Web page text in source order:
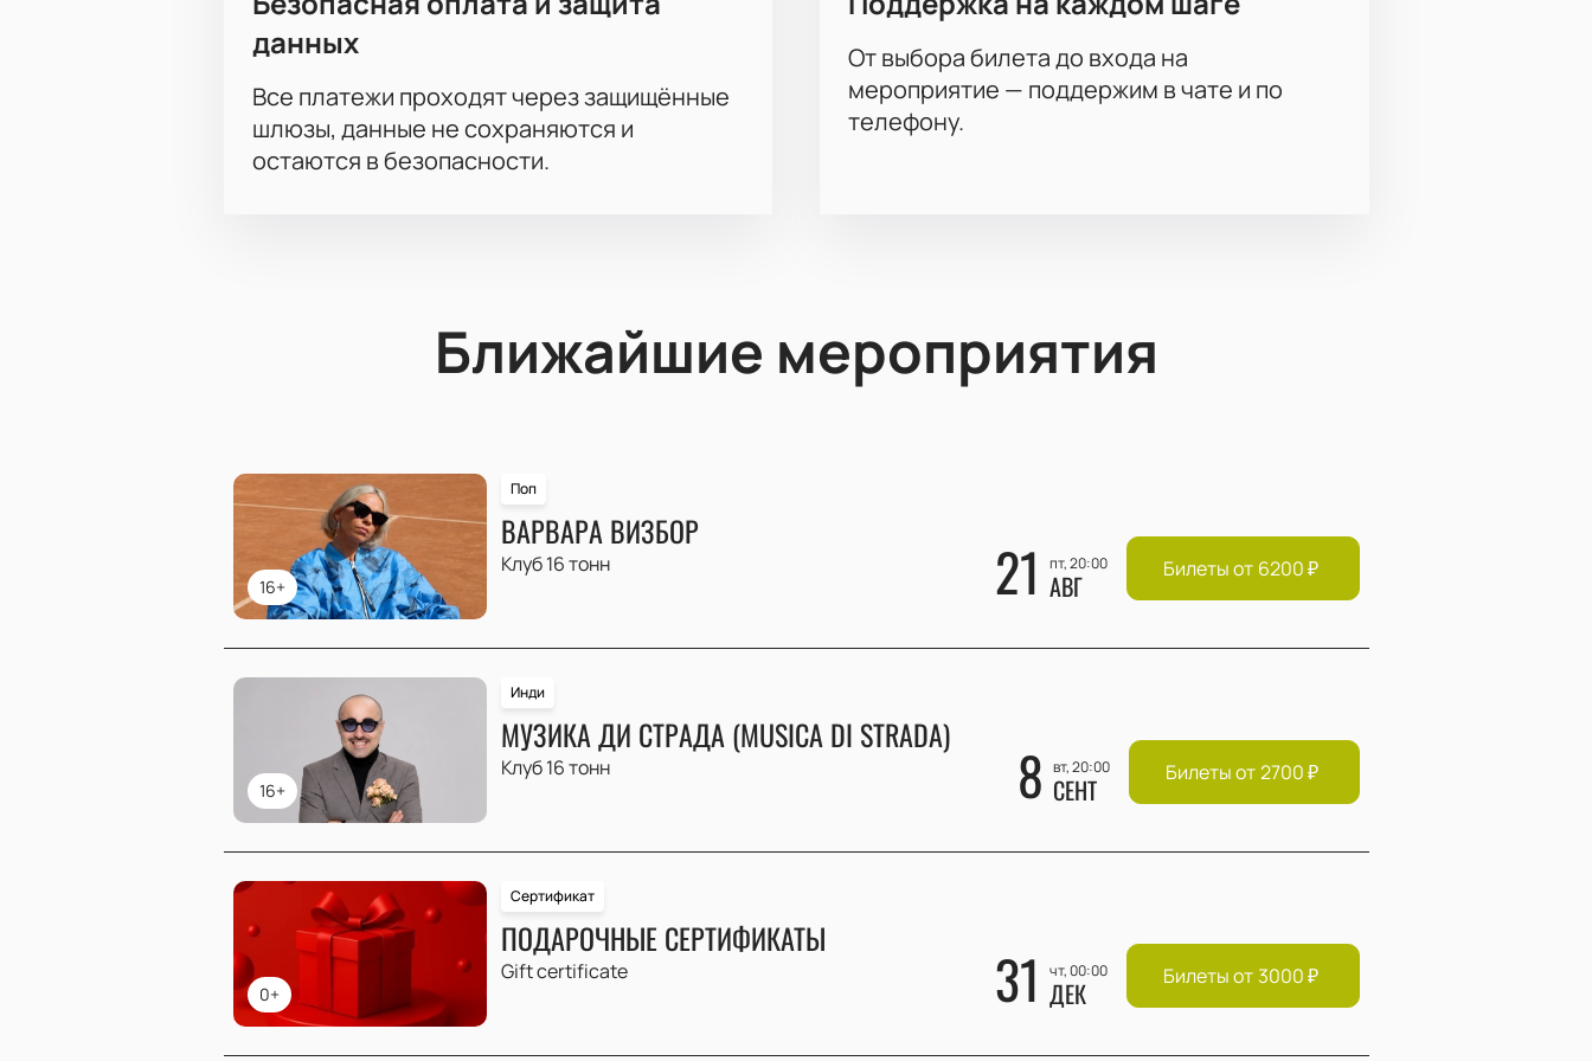
данных
Все платежи проходят через защищённые
шлюзы, данные не сохраняются и
остаются в безопасности.
От выбора билета до входа на
мероприятие — поддержим в чате и по
телефону.
Ближайшие мероприятия
16+
Поп
ВАРВАРА ВИЗБОР
Клуб 16 тонн 21 пт, 20:00
АВГ Билеты от 6200₽
16+
Инди
МУЗИКА ДИ СТРАДА (MUSICA DI STRADA)
Клуб 16 тонн 8 вт, 20:00
СЕНТ Билеты от 2700₽
0+
Сертификат
ПОДАРОЧНЫЕ СЕРТИФИКАТЫ
Gift certificate 31 чт, 00:00
ДЕК Билеты от 3000₽